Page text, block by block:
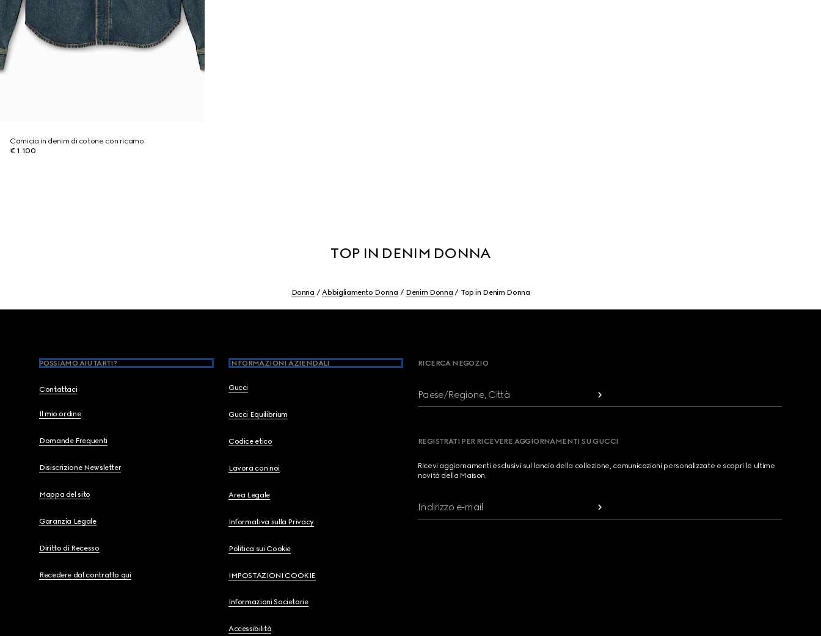
Camicia in denim di cotone con ricamo
€ 1.100
TOP IN DENIM DONNA
Donna Abbigliamento Donna Denim Donna Top in Denim Donna
POSSIAMO AIUTARTI?
Contattaci
Il mio ordine
Domande Frequenti
Disiscrizione Newsletter
Mappa del sito
Garanzia Legale
Diritto di Recesso
Recedere dal contratto qui
INFORMAZIONI AZIENDALI
Gucci
Gucci Equilibrium
Codice etico
Lavora con noi
Area Legale
Informativa sulla Privacy
Politica sui Cookie
IMPOSTAZIONI COOKIE
Informazioni Societarie
Accessibilità
RICERCA NEGOZIO
Paese/Regione, Città
REGISTRATI PER RICEVERE AGGIORNAMENTI SU GUCCI
Ricevi aggiornamenti esclusivi sul lancio della collezione, comunicazioni personalizzate e scopri le ultime
novità della Maison.
Indirizzo e-mail